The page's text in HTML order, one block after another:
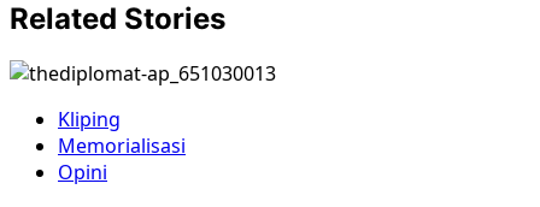
Related Stories
Kliping
Memorialisasi
Opini